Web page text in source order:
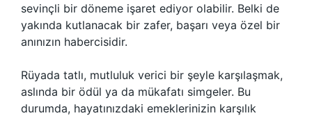
sevinçli bir döneme işaret ediyor olabilir. Belki de
yakında kutlanacak bir zafer, başarı veya özel bir
anınızın habercisidir.
Rüyada tatlı, mutluluk verici bir şeyle karşılaşmak,
aslında bir ödül ya da mükafatı simgeler. Bu
durumda, hayatınızdaki emeklerinizin karşılık